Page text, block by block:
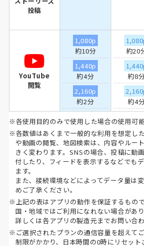
投稿
YouTube
閲覧
1,080p
約10分
1,440p
約4分
2,160p
約2分
約20
約8
約4
※各使用目的のみで使用した場合の使用可
※各数値はあくまで一般的な利用を想定し
や動画の閲覧、地図検索は、内容やルー
きく変わります。SNSの場合、投稿に動
付したり、フィードを表示するなどでも
ます。
また、接続環境などによってデータ量は
めご了承ください。
※上記の表はアプリの動作を保証するもの
国・地域ではご利用になれない場合があり
詳しくは各アプリの製造元までお問い合わ
※ご選択されたプランの通信容量を超えて
制限がかかり、日本時間の0時にリセット